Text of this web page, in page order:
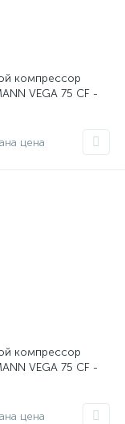
компрессор
VEGA 75 CF -
цена
компрессор
VEGA 75 CF -
цена